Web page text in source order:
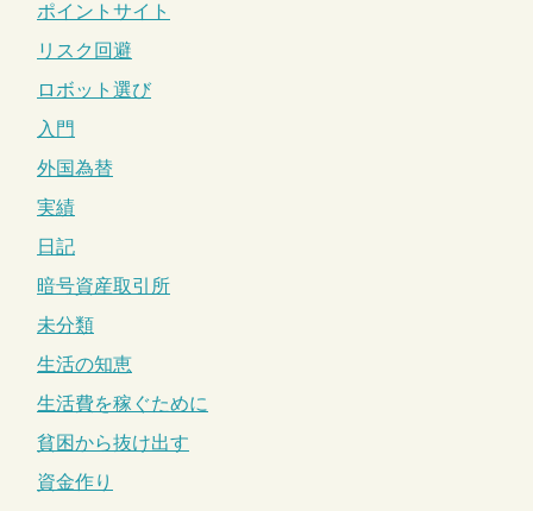
ポイントサイト
リスク回避
ロボット選び
入門
外国為替
実績
日記
暗号資産取引所
未分類
生活の知恵
生活費を稼ぐために
貧困から抜け出す
資金作り